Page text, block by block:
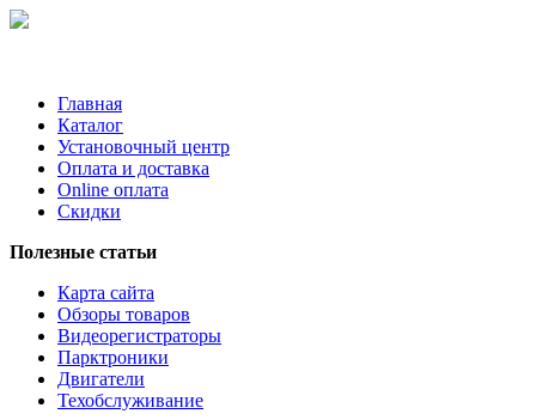
Главная
Каталог
Установочный центр
Оплата и доставка
Online оплата
Скидки
Полезные статьи
Карта сайта
Обзоры товаров
Видеорегистраторы
Парктроники
Двигатели
Техобслуживание